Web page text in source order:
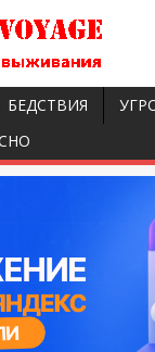
БЕДСТВИЯ